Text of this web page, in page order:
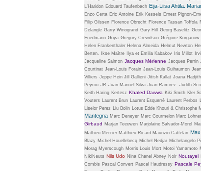
L’Haridon Edouard Taufenbach Eija-Liisa Ahtila.
Enzo Certa Eric Antoine Erik Kessels Ernest Pignon-
Filip Gilssen Florence Obrecht Florence Tassan Toffola
Delangle Garry Winogrand Gary Hill Georg Baselitz
Friedmann Goya Gregory Crewdson Grégoire Korganow
Helen Frankenthaler Helena Almeida Helmut Newton
Berten.
Ikse Maître Ilya et Emilia Kabakov Iris Millot
Jacqueline Salmon Jacques Mérienne Jacques Perrin
Courtinat Jean-Louis Forain Jean-Louis Guihaumon
Villiers Jeppe Hein Jill Gallieni Jitish Kallat Joana
Peyrou JR Juan Manuel Silva Juan Ramirez. Judith
Keith Haring Kertesz Khaled Dawwa Kiki Smith Kler
Vouters
Laurent Brun Laurent Esquerré Laurent Perbos
Liselor Perez
Liu Bolin Lotus Edde Khouri & Christophe
Mantegna Marc Deneyer Marc Gourmelon Marc Lohner
Girbaud Marjan Teeuwen Marjolaine Salvador-Morel
Mathieu Mercier Matthieu Ricard Maurizio Cattelan
Blazy Michel Houellebecq Michel Nedjar Michelangelo
Morag Myerscough Morris Louis Mort Motoi Yamamoto
NikiNeuts Nils Udo Nina Chanel Abney Noir Noutayel
Combis Pascal Convert Pascal Haudressy Pascale